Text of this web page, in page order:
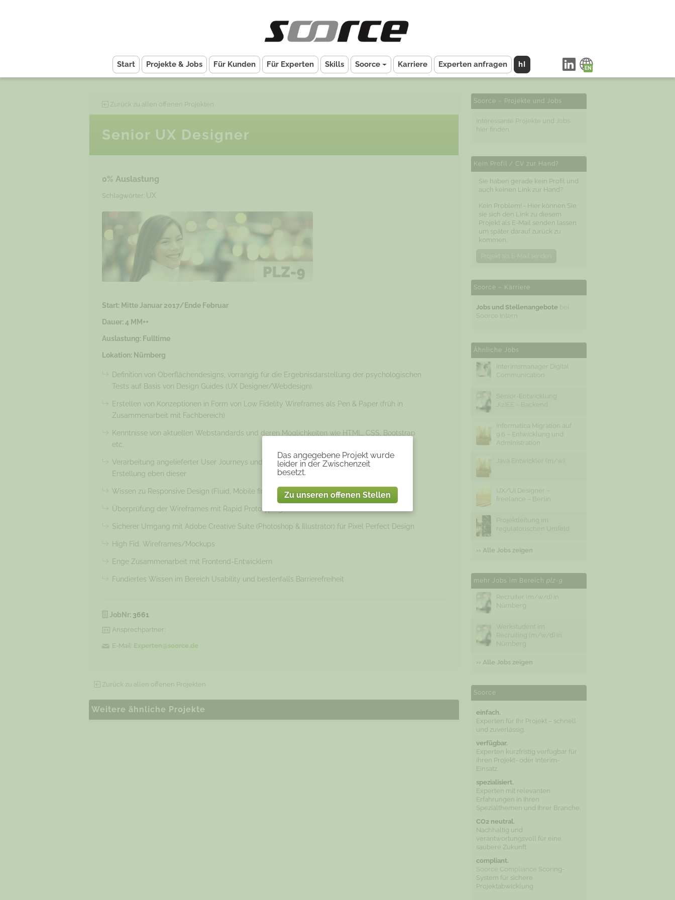
Das angegebene Projekt wurde
leider in der Zwischenzeit
besetzt.
Zu unseren offenen Stellen
Start Projekte & Jobs Für Kunden Für Experten Skills Soorce Karriere Experten anfragen hI
Zurück zu allen offenen Projekten
Senior UX Designer
0% Auslastung
Schlagwörter: UX
Start: Mitte Januar 2017/Ende Februar
Dauer: 4 MM++
Auslastung: Fulltime
Lokation: Nürnberg
Definition von Oberflächendesigns, vorrangig für die Ergebnisdarstellung der psychologischen
Tests auf Basis von Design Guides (UX Designer/Webdesign).
Erstellen von Konzeptionen in Form von Low Fidelity Wireframes als Pen & Paper (früh in
Zusammenarbeit mit Fachbereich)
Kenntnisse von aktuellen Webstandards und deren Möglichkeiten wie HTML, CSS, Bootstrap
etc.
Verarbeitung angelieferter User Journeys und Personas, im besten Fall Mitarbeit bei der
Erstellung eben dieser
Wissen zu Responsive Design (Fluid, Mobile first, etc)
Überprüfung der Wireframes mit Rapid Prototyping (Axure und Invision)
Sicherer Umgang mit Adobe Creative Suite (Photoshop & Illustrator) für Pixel Perfect Design
High Fid. Wireframes/Mockups
Enge Zusammenarbeit mit Frontend-Entwicklern
Fundiertes Wissen im Bereich Usability und bestenfalls Barrierefreiheit
JobNr: 3661
Ansprechpartner:
E-Mail: Experten@soorce.de
Zurück zu allen offenen Projekten
Weitere ähnliche Projekte
Soorce – Projekte und Jobs
Interessante Projekte und Jobs
hier finden
Kein Profil / CV zur Hand?
Sie haben gerade kein Profil und
auch keinen Link zur Hand?
Kein Problem! - Hier können Sie
sie sich den Link zu diesem
Projekt als E-Mail senden lassen
um später darauf zurück zu
kommen.
Soorce – Karriere
Jobs und Stellenangebote bei
Soorce intern
Ähnliche Jobs
Interimsmanager Digital
Communication
Senior-Entwicklung
J(2)EE – Backend
Informatica Migration auf
9.6 – Entwicklung und
Administration
Java Entwickler (m/w)
UX/UI Designer –
freelance – Berlin
Projektleitung im
regulatorischen Umfeld
›› Alle Jobs zeigen
mehr Jobs im Bereich plz-9
Recruiter (m/w/d) in
Nürnberg
Werkstudent im
Recruiting (m/w/d) in
Nürnberg
›› Alle Jobs zeigen
Soorce
einfach.
Experten für Ihr Projekt – schnell
und zuverlässig.
verfügbar.
Experten kurzfristig verfügbar für
Ihren Projekt- oder Interim-
Einsatz.
spezialisiert.
Experten mit relevanten
Erfahrungen in Ihren
Spezialthemen und Ihrer Branche.
CO2 neutral.
Nachhaltig und
verantwortungsvoll für eine
saubere Zukunft
compliant.
Soorce Compliance Scoring-
System für sichere
Projektabwicklung